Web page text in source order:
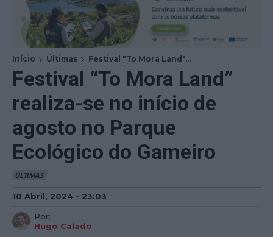
Início Últimas Festival "To Mora Land"...
Festival “To Mora Land”
realiza-se no início de
agosto no Parque
Ecológico do Gameiro
ÚLTIMAS
10 Abril, 2024 - 23:03
Por:
Hugo Calado